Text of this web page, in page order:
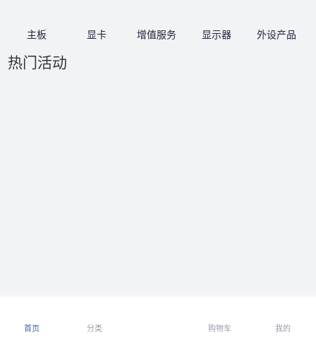
主板 显卡 增值服务 显示器 外设产品
热门活动
首页 分类 购物车 我的